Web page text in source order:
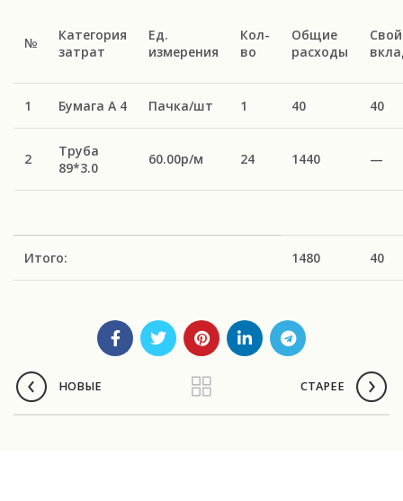
№
Категория
затрат
Ед.
измерения
Кол-
во
Общие
расходы
Свой
1 Бумага А 4 Пачка/шт 1 40 40
2
Труба
89*3.0
60.00р/м 24 1440 —
Итого: 1480 40
НОВЫЕ СТАРЕЕ